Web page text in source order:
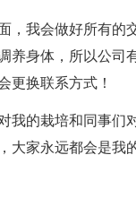
，我会做好所有的
养身体，所以公司
更换联系方式！
我的栽培和同事们
大家永远都会是我